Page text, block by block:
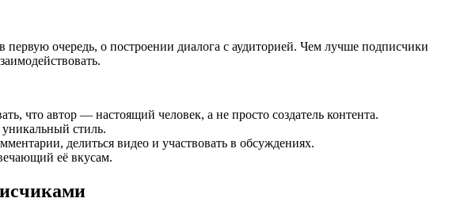
очередь, о построении диалога с аудиторией. Чем лучше подписчики
что автор — настоящий человек, а не просто создатель контента.
стиль.
делиться видео и участвовать в обсуждениях.
её вкусам.